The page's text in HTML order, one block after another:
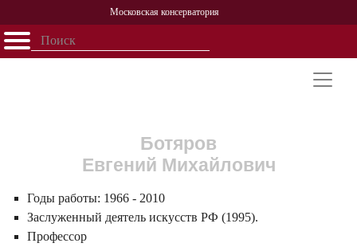
Московская консерватория
Открыть - закрыть
Персоналии
История
Ботяров
Евгений Михайлович
Годы работы: 1966 - 2010
Заслуженный деятель искусств РФ (1995).
Профессор